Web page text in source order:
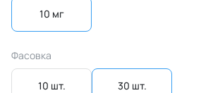
10 мг
Фасовка
10 шт. 30 шт.